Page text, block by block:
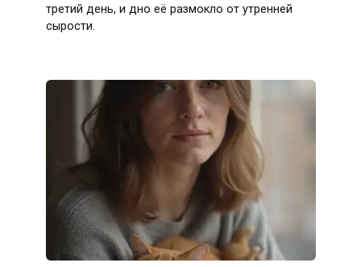
третий день, и дно её размокло от утренней
сырости.